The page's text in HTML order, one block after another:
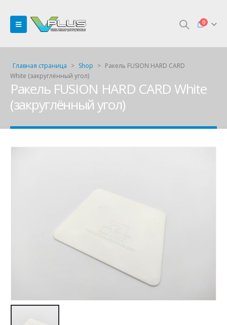
0
Главная страница > Shop > Ракель FUSION HARD CARD
White (закруглённый угол)
Ракель FUSION HARD CARD White
(закруглённый угол)